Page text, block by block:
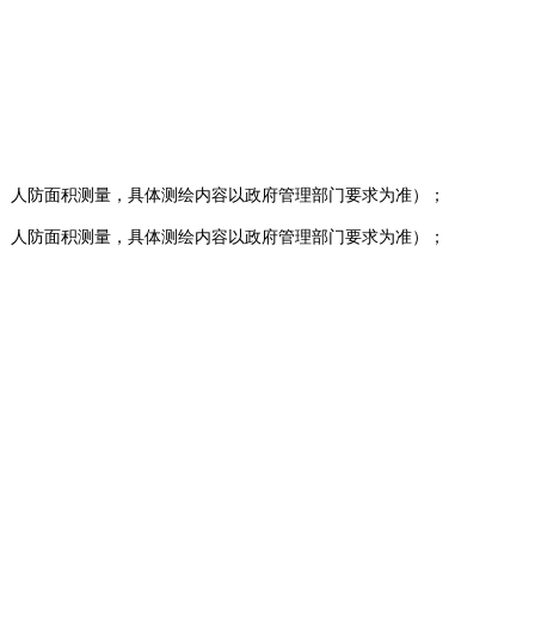
防面积测量，具体测绘内容以政府管理部门要求为准）；
防面积测量，具体测绘内容以政府管理部门要求为准）；